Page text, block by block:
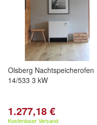
Olsberg Nachtspeicherofen
14/533 3 kW
1.277,18 €
Kostenloser Versand